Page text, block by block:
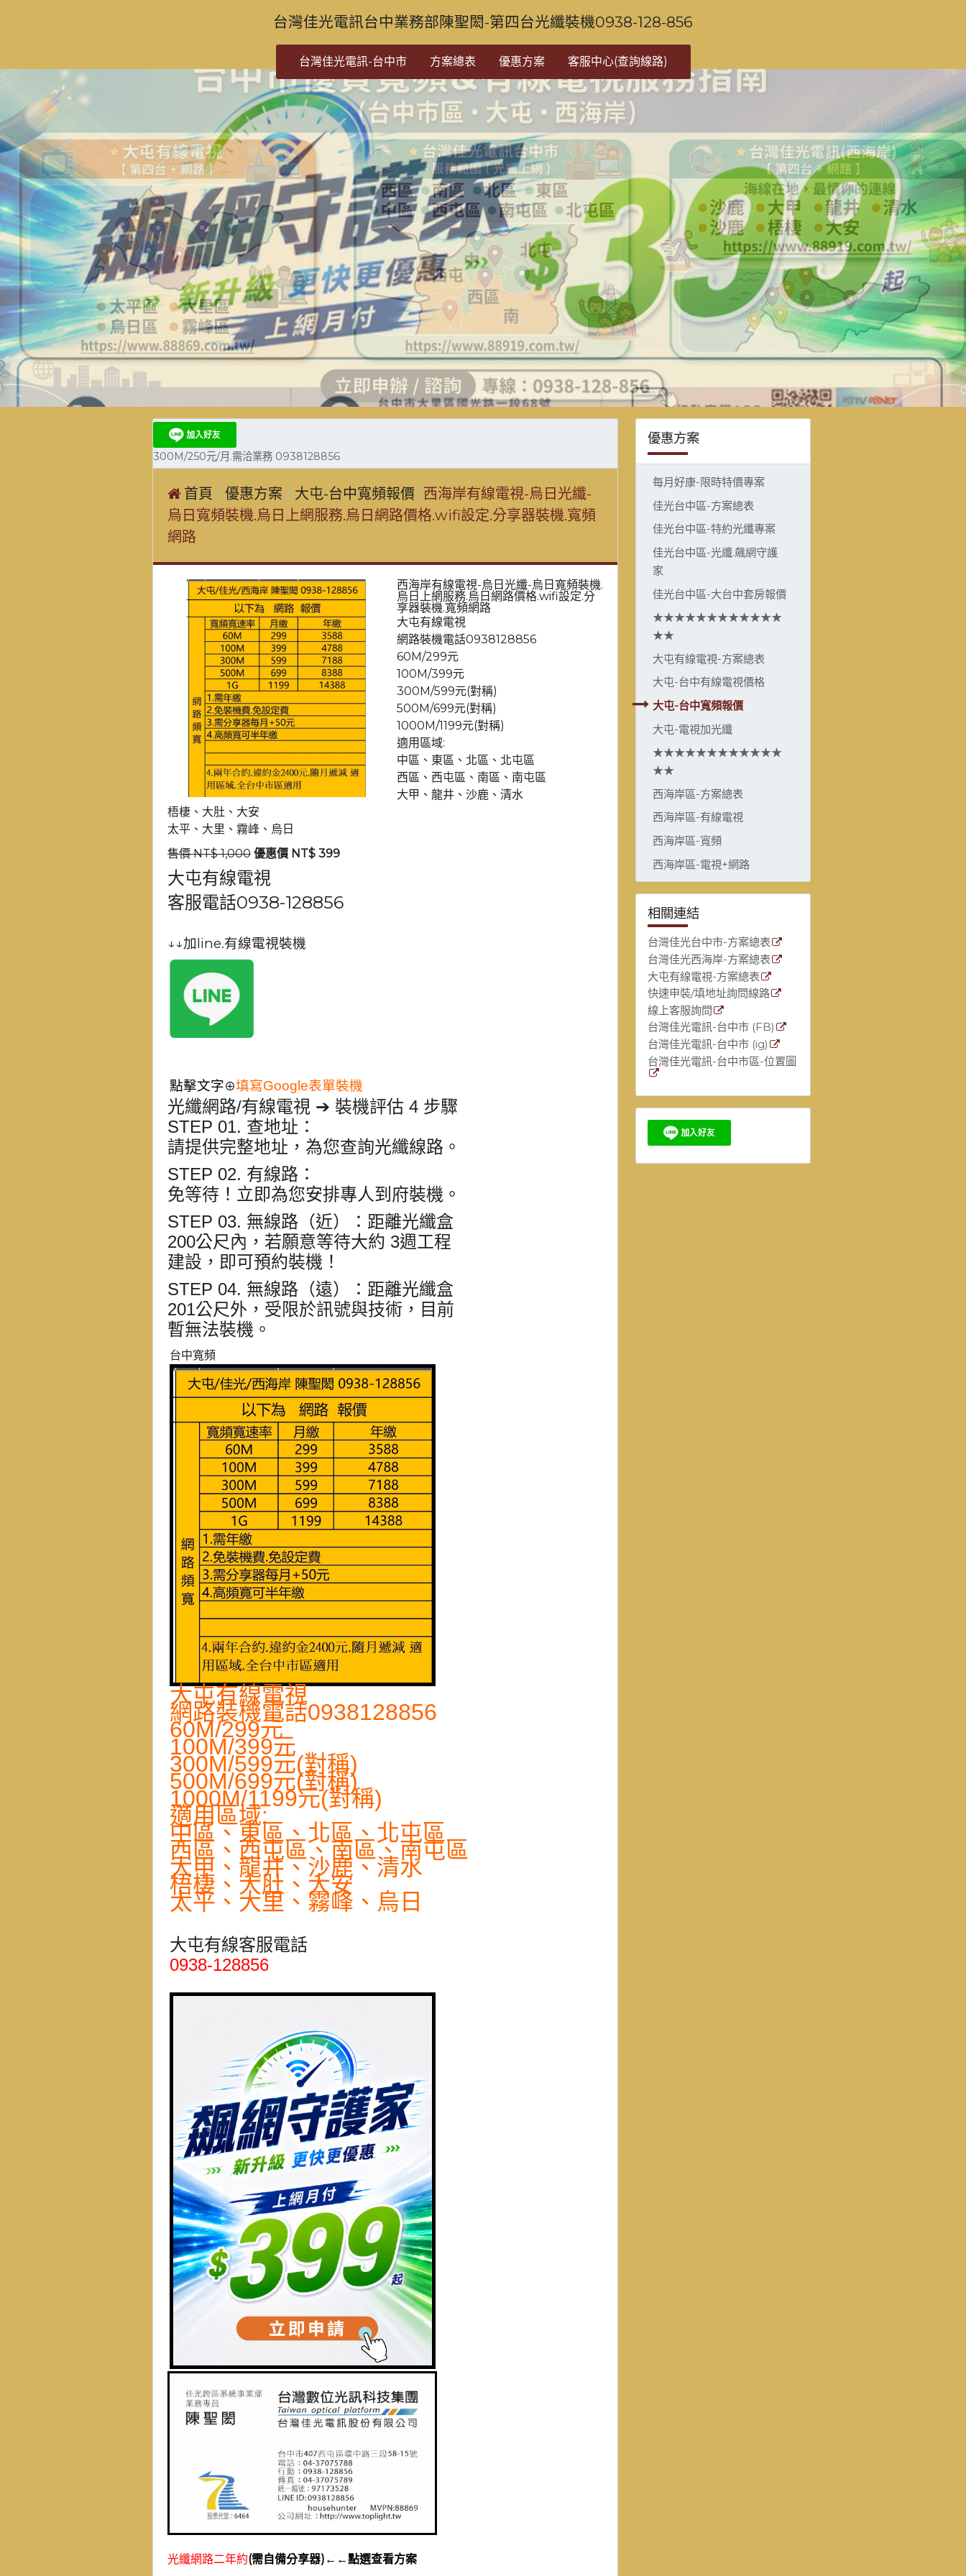
台灣佳光電訊台中業務部陳聖閎-第四台光纖裝機0938-128-856
台灣佳光電訊-台中市 方案總表 優惠方案 客服中心(查詢線路)
優惠方案
每月好康-限時特價專案
佳光台中區-方案總表
佳光台中區-特約光纖專案
佳光台中區-光纖.飆網守護
家
佳光台中區-大台中套房報價
★★★★★★★★★★★★
★★
大屯有線電視-方案總表
大屯-台中有線電視價格
大屯-台中寬頻報價
大屯-電視加光纖
★★★★★★★★★★★★
★★
西海岸區-方案總表
西海岸區-有線電視
西海岸區-寬頻
西海岸區-電視+網路
相關連結
台灣佳光台中市-方案總表
台灣佳光西海岸-方案總表
大屯有線電視-方案總表
快速申裝/填地址詢問線路
線上客服詢問
台灣佳光電訊-台中市 (FB)
台灣佳光電訊-台中市 (ig)
台灣佳光電訊-台中市區-位置圖
300M/250元/月.需洽業務 0938128856
首頁 優惠方案 大屯-台中寬頻報價 西海岸有線電視-烏日光纖-
烏日寬頻裝機.烏日上網服務.烏日網路價格.wifi設定.分享器裝機.寬頻
網路
西海岸有線電視-烏日光纖-烏日寬頻裝機.
烏日上網服務.烏日網路價格.wifi設定.分
享器裝機.寬頻網路
大屯有線電視
網路裝機電話0938128856
60M/299元
100M/399元
300M/599元(對稱)
500M/699元(對稱)
1000M/1199元(對稱)
適用區域:
中區、東區、北區、北屯區
西區、西屯區、南區、南屯區
大甲、龍井、沙鹿、清水
梧棲、大肚、大安
太平、大里、霧峰、烏日
售價 NT$ 1,000 優惠價 NT$ 399
大屯有線電視
客服電話0938-128856
↓↓加line.有線電視裝機
點擊文字⊕填寫Google表單裝機
光纖網路/有線電視 ➔ 裝機評估 4 步驟
STEP 01. 查地址 ：
請提供完整地址，為您查詢光纖線路 。
STEP 02. 有線路 ：
免等待！立即為您安排專人到府裝機 。
STEP 03. 無線路（近）
：距離光纖盒
200公尺內 ，若願意等待大約 3週工程
建設，即可預約裝機 ！
STEP 04. 無線路（遠）
：距離光纖盒
201公尺外 ，受限於訊號與技術，目前
暫無法裝機 。
台中寬頻
大屯有線電視
網路裝機電話0938128856
60M/299元
100M/399元
300M/599元(對稱)
500M/699元(對稱)
1000M/1199元(對稱)
適用區域:
中區、東區、北區、北屯區
西區、西屯區、南區、南屯區
大甲、龍井、沙鹿、清水
梧棲、大肚、大安
太平、大里、霧峰、烏日
大屯有線客服電話
0938-128856
光纖網路二年約(需自備分享器)←←點選查看方案